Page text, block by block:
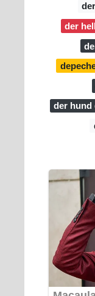
der
der hund